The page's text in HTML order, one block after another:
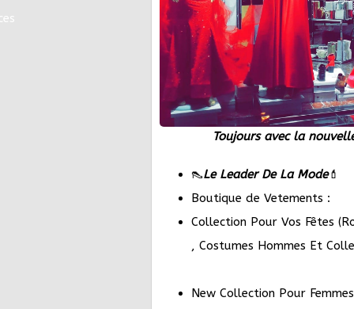
Toujours avec la
👠Le Leader De La Mode💄
Boutique de Vetements :
Collection Pour Vos Fêtes
, Costumes Hommes Et
New Collection Pour Femmes